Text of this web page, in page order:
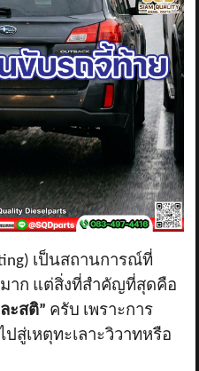
เป็นสถานการณ์ที่
าก แต่สิ่งที่สำคัญที่สุดคือ
ะสติ” ครับ เพราะการ
สู่เหตุทะเลาะวิวาทหรือ